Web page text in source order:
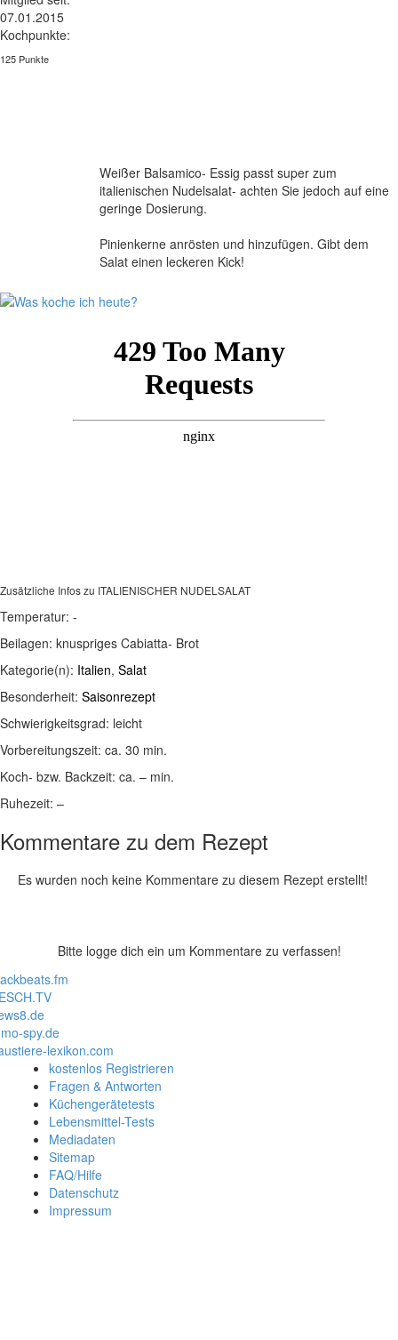
07.01.2015
Kochpunkte:
125 Punkte
Weißer Balsamico- Essig passt super zum
italienischen Nudelsalat- achten Sie jedoch auf eine
geringe Dosierung.
Pinienkerne anrösten und hinzufügen. Gibt dem
Salat einen leckeren Kick!
Zusätzliche Infos zu ITALIENISCHER NUDELSALAT
Temperatur: -
Beilagen: knuspriges Cabiatta- Brot
Kategorie(n): Italien, Salat
Besonderheit: Saisonrezept
Schwierigkeitsgrad: leicht
Vorbereitungszeit: ca. 30 min.
Koch- bzw. Backzeit: ca. – min.
Ruhezeit: –
Kommentare zu dem Rezept
Es wurden noch keine Kommentare zu diesem Rezept erstellt!
Bitte logge dich ein um Kommentare zu verfassen!
spy.de
lexikon.com
kostenlos Registrieren
Fragen & Antworten
Küchengerätetests
Lebensmittel-Tests
Mediadaten
Sitemap
FAQ/Hilfe
Datenschutz
Impressum